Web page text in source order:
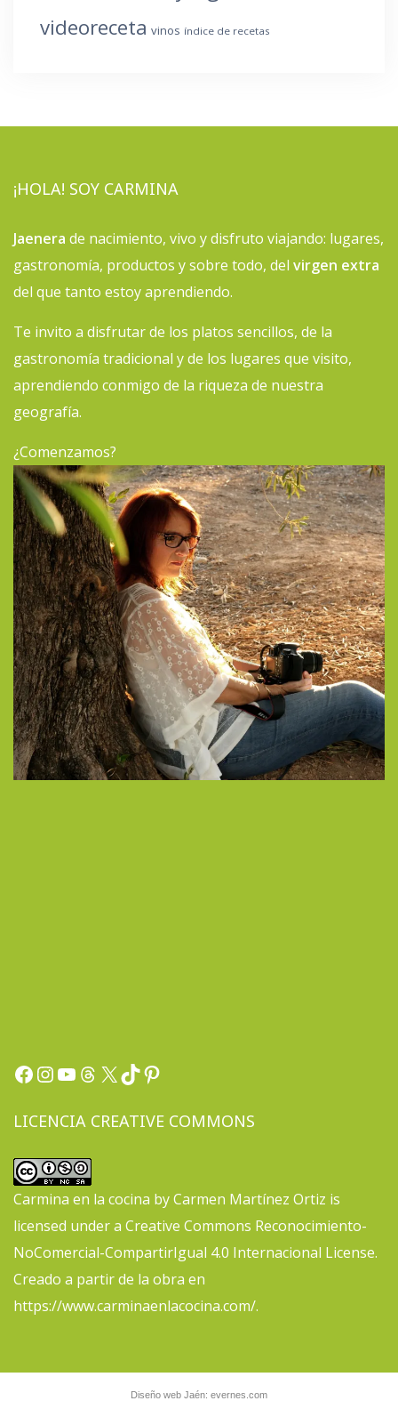
videoreceta vinos índice de recetas
¡HOLA! SOY CARMINA
Jaenera de nacimiento, vivo y disfruto viajando: lugares,
gastronomía, productos y sobre todo, del virgen extra
del que tanto estoy aprendiendo.
Te invito a disfrutar de los platos sencillos, de la
gastronomía tradicional y de los lugares que visito,
aprendiendo conmigo de la riqueza de nuestra
geografía.
¿Comenzamos?
Facebook
Instagram
YouTube
Threads
X TikTok
Pinterest
LICENCIA CREATIVE COMMONS
Carmina en la cocina byCarmen Martínez Ortiz is
licensed under a Creative Commons Reconocimiento-
NoComercial-CompartirIgual 4.0 Internacional License.
Creado a partir de la obra en
https://www.carminaenlacocina.com/.
Diseño web Jaén: evernes.com